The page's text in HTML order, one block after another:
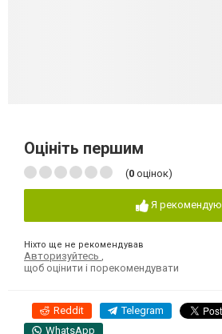
Оцініть першим
(0 оцінок)
Я рекомендую
Ніхто ще не рекомендував
Авторизуйтесь
щоб оцінити і порекомендувати
Reddit Telegram
WhatsApp